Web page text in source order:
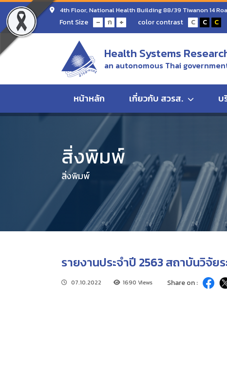
4th Floor, National Health Building 88/39 Tiwanon 14
Font Size - ก + color contrast C C C
Health Systems
an autonomous Thai
หน้าหลัก เกี่ยวกับ สวรส. บ
รายงานประจำปี 2563 สถาบันวิจัยระ
สิ่งพิมพ์
สิ่งพิมพ์
รายงานประจำปี 2563 สถาบันวิจั
07.10.2022 1690 Views Share on :